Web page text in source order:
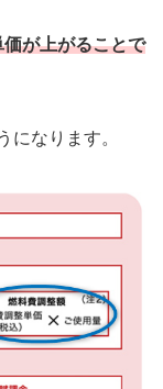
が上がることで
になります。